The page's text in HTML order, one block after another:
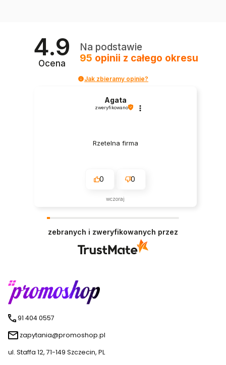
4.9
Ocena
Na podstawie
95 opinii z całego okresu
Jak zbieramy opinie?
Agata
zweryfikowano
Rzetelna firma
0 0
wczoraj
zebranych i zweryfikowanych przez
91 404 0557
zapytania@promoshop.pl
ul. Staffa 12, 71-149 Szczecin, PL